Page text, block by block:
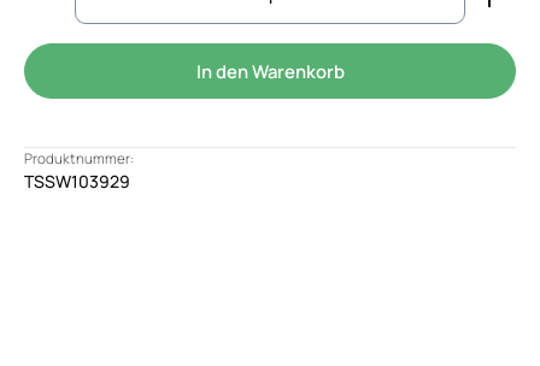
In den Warenkorb
Produktnummer:
TSSW103929